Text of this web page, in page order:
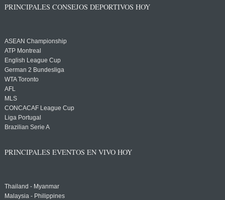
PRINCIPALES CONSEJOS DEPORTIVOS HOY
ASEAN Championship
ATP Montreal
English League Cup
German 2 Bundesliga
WTA Toronto
AFL
MLS
CONCACAF League Cup
Liga Portugal
Brazilian Serie A
PRINCIPALES EVENTOS EN VIVO HOY
Thailand - Myanmar
Malaysia - Philippines